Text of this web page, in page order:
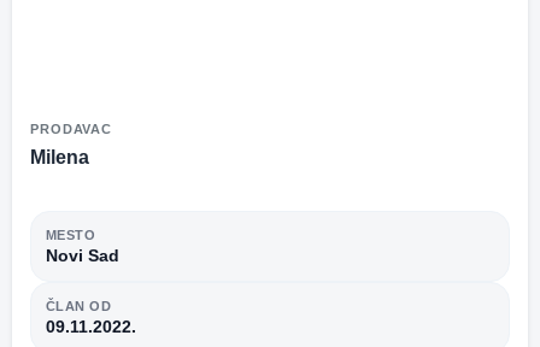
PRODAVAC
Milena
MESTO
Novi Sad
ČLAN OD
09.11.2022.